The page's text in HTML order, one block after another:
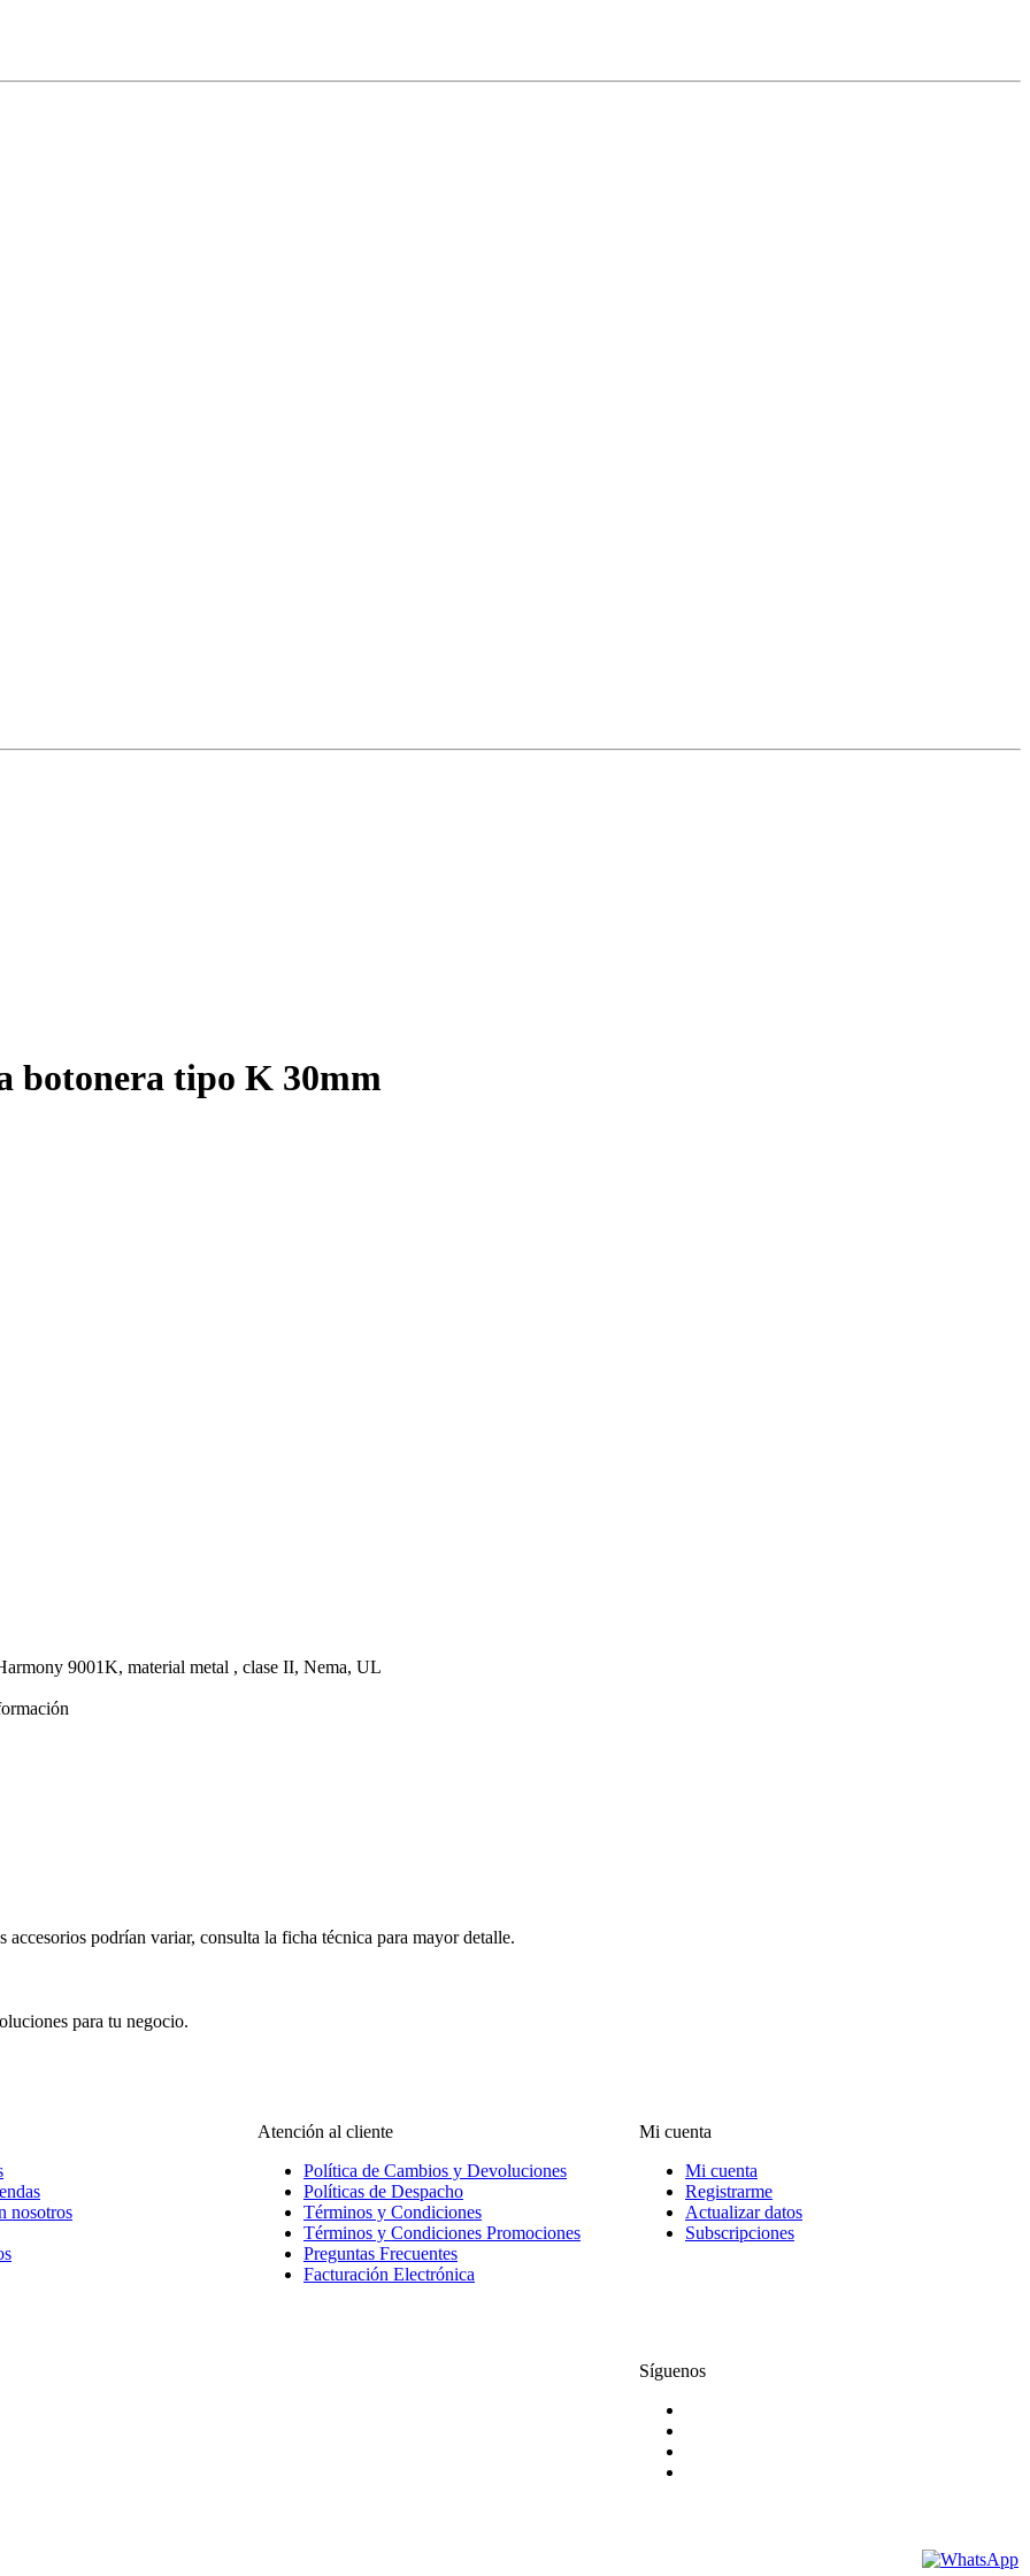
botonera tipo K 30mm
9001K, material metal , clase II, Nema, UL
podrían variar, consulta la ficha técnica para mayor detalle.
para tu negocio.
nosotros
Atención al cliente
Política de Cambios y Devoluciones
Políticas de Despacho
Términos y Condiciones
Términos y Condiciones Promociones
Preguntas Frecuentes
Facturación Electrónica
Mi cuenta
Mi cuenta
Registrarme
Actualizar datos
Subscripciones
Síguenos